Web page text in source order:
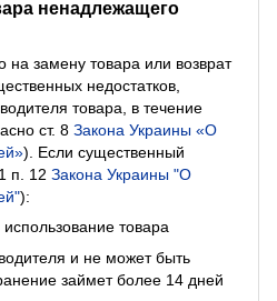
ненадлежащего
на замену товара или возврат
недостатков,
товара, в течение
ст. 8 Закона Украины «О
). Если существенный
п. 12 Закона Украины "О
):
товара
и не может быть
займет более 14 дней